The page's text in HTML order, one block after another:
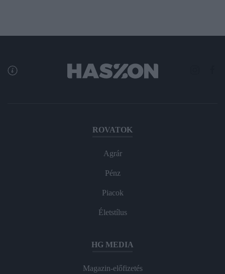
ROVATOK
Agrár
Pénz
Piacok
Életstílus
HG MEDIA
Magazin-előfizetés